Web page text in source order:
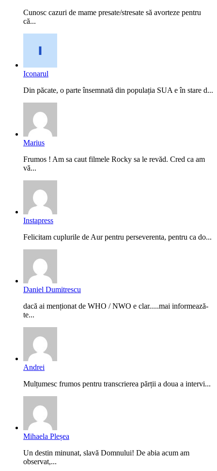
Cunosc cazuri de mame presate/stresate să avorteze pentru
că...
Iconarul
Din păcate, o parte însemnată din populația SUA e în stare d...
Marius
Frumos ! Am sa caut filmele Rocky sa le revăd. Cred ca am
vă...
Instapress
Felicitam cuplurile de Aur pentru perseverenta, pentru ca do...
Daniel Dumitrescu
dacă ai menționat de WHO / NWO e clar.....mai informează-
te...
Andrei
Mulțumesc frumos pentru transcrierea părții a doua a intervi...
Mihaela Pleșea
Un destin minunat, slavă Domnului! De abia acum am
observat,...